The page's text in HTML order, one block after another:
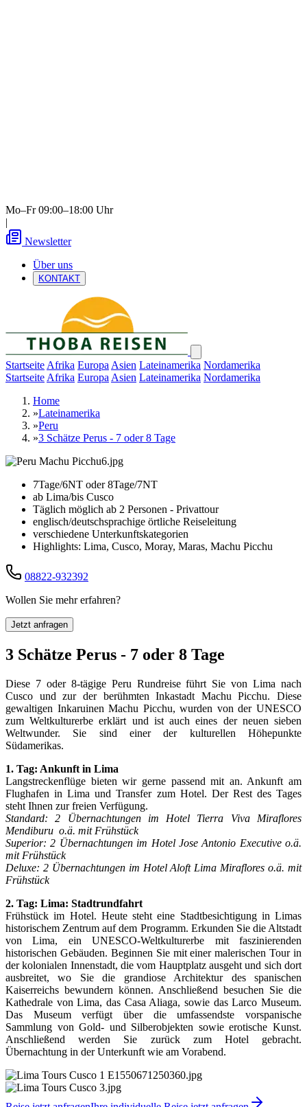
Mo–Fr 09:00–18:00 Uhr
|
Newsletter
Über uns
KONTAKT
Startseite Afrika Europa Asien Lateinamerika Nordamerika
Startseite Afrika Europa Asien Lateinamerika Nordamerika
Home
»Lateinamerika
»Peru
»3 Schätze Perus - 7 oder 8 Tage
7Tage/6NT oder 8Tage/7NT
ab Lima/bis Cusco
Täglich möglich ab 2 Personen - Privattour
englisch/deutschsprachige örtliche Reiseleitung
verschiedene Unterkunftskategorien
Highlights: Lima, Cusco, Moray, Maras, Machu Picchu
08822-932392
Wollen Sie mehr erfahren?
Jetzt anfragen
3 Schätze Perus - 7 oder 8 Tage
Diese 7 oder 8-tägige Peru Rundreise führt Sie von Lima nach
Cusco und zur der berühmten Inkastadt Machu Picchu. Diese
gewaltigen Inkaruinen Machu Picchu, wurden von der UNESCO
zum Weltkulturerbe erklärt und ist auch eines der neuen sieben
Weltwunder. Sie sind einer der kulturellen Höhepunkte
Südamerikas.
1. Tag: Ankunft in Lima
Langstreckenflüge bieten wir gerne passend mit an. Ankunft am
Flughafen in Lima und Transfer zum Hotel. Der Rest des Tages
steht Ihnen zur freien Verfügung.
Standard: 2 Übernachtungen im Hotel Tierra Viva Miraflores
Mendiburu o.ä. mit Frühstück
Superior: 2 Übernachtungen im Hotel Jose Antonio Executive o.ä.
mit Frühstück
Deluxe: 2 Übernachtungen im Hotel Aloft Lima Miraflores o.ä. mit
Frühstück
2. Tag: Lima: Stadtrundfahrt
Frühstück im Hotel. Heute steht eine Stadtbesichtigung in Limas
historischem Zentrum auf dem Programm. Erkunden Sie die Altstadt
von Lima, ein UNESCO-Weltkulturerbe mit faszinierenden
historischen Gebäuden. Beginnen Sie mit einer malerischen Tour in
der kolonialen Innenstadt, die vom Hauptplatz ausgeht und sich dort
ausbreitet, wo Sie die grandiose Architektur des spanischen
Kaiserreichs bewundern können. Anschließend besuchen Sie die
Kathedrale von Lima, das Casa Aliaga, sowie das Larco Museum.
Das Museum verfügt über die umfassendste vorspanische
Sammlung von Gold- und Silberobjekten sowie erotische Kunst.
Anschließend werden Sie zurück zum Hotel gebracht.
Übernachtung in der Unterkunft wie am Vorabend.